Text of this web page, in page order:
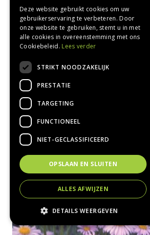
Aster falcatus 'White Heather'
Deze website gebruikt cookies om uw
gebruikerservaring te verbeteren. Door
onze website te gebruiken, stemt u in met
alle cookies in overeenstemming met ons
Cookiebeleid. Lees verder
STRIKT NOODZAKELIJK
PRESTATIE
TARGETING
FUNCTIONEEL
NIET-GECLASSIFICEERD
OPSLAAN EN SLUITEN
ALLES AFWIJZEN
DETAILS WEERGEVEN